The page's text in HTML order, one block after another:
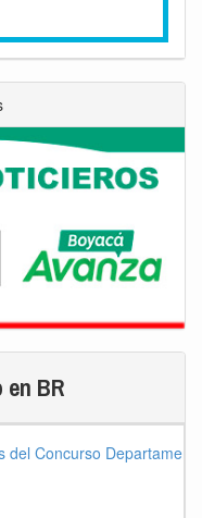
BR
del Concurso